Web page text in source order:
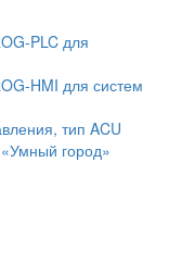
PLC для
HMI для систем
тип ACU
город»